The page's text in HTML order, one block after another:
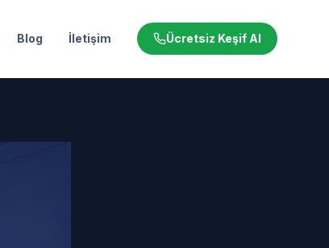
Blog İletişim Ücretsiz Keşif Al